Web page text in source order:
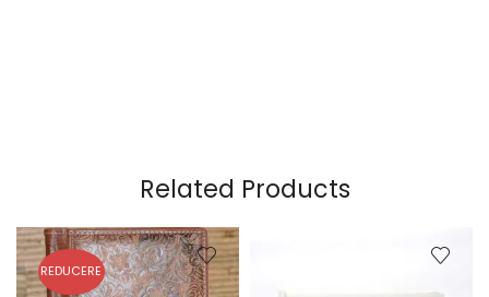
Related Products
REDUCERE